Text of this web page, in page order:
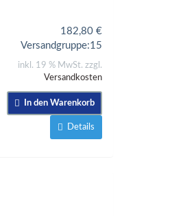
182,80 €
Versandgruppe:15
inkl. 19 % MwSt. zzgl.
Versandkosten
In den Warenkorb
Details